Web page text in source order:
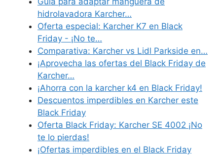
hidrolavadora Karcher…
Oferta especial: Karcher K7 en Black
Friday - ¡No te…
Comparativa: Karcher vs Lidl Parkside en…
¡Aprovecha las ofertas del Black Friday de
Karcher…
¡Ahorra con la karcher k4 en Black Friday!
Descuentos imperdibles en Karcher este
Black Friday
Oferta Black Friday: Karcher SE 4002 ¡No
te lo pierdas!
¡Ofertas imperdibles en el Black Friday